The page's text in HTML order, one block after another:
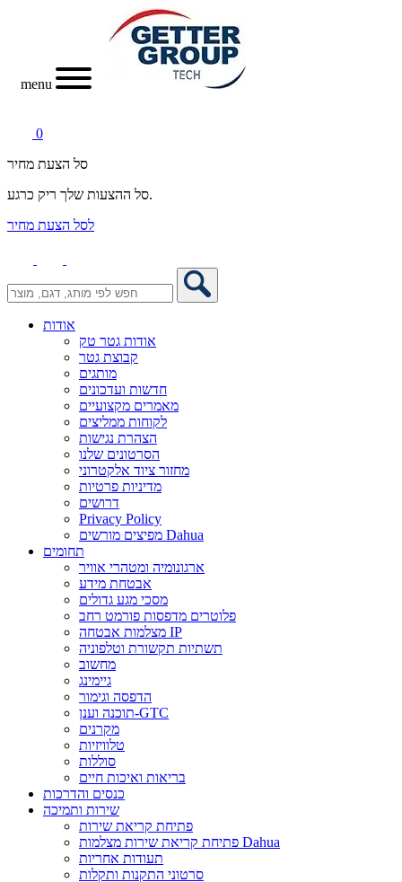
menu
0
סל הצעת מחיר
סל ההצעות שלך ריק כרגע.
לסל הצעת מחיר
אודות
אודות גטר טק
קבוצת גטר
מותגים
חדשות ועדכונים
מאמרים מקצועיים
לקוחות ממליצים
הצהרת נגישות
הסרטונים שלנו
מחזור ציוד אלקטרוני
מדיניות פרטיות
דרושים
Privacy Policy
מפיצים מורשים Dahua
תחומים
ארגונומיה ומטהרי אוויר
אבטחת מידע
מסכי מגע גדולים
פלוטרים מדפסות פורמט רחב
מצלמות אבטחה IP
תשתיות תקשורת וטלפוניה
מחשוב
גיימינג
הדפסה וגימור
תוכנה וענן-GTC
מקרנים
טלוויזיות
סוללות
בריאות ואיכות חיים
כנסים והדרכות
שירות ותמיכה
פתיחת קריאת שירות
פתיחת קריאת שירות מצלמות Dahua
תעודות אחריות
סרטוני התקנות ותקלות